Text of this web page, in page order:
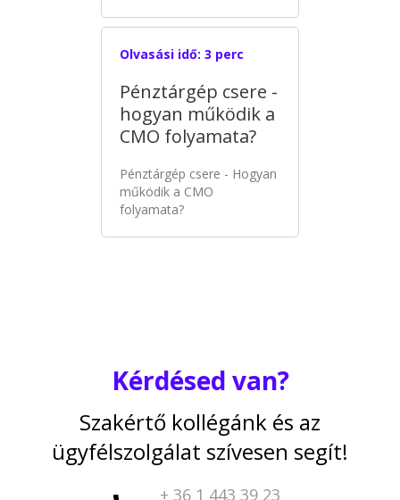
Olvasási idő:3 perc
Pénztárgép csere -
hogyan működik a
CMO folyamata?
Pénztárgép csere - Hogyan
működik a CMO
folyamata?
Kérdésed van?
Szakértő kollégánk és az
ügyfélszolgálat szívesen segít!
+ 36 1 443 39 23